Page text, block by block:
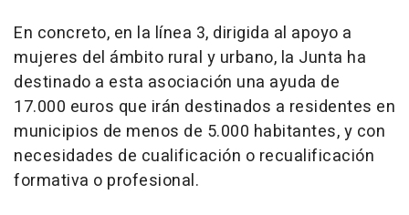
En concreto, en la línea 3, dirigida al apoyo a
mujeres del ámbito rural y urbano, la Junta ha
destinado a esta asociación una ayuda de
17.000 euros que irán destinados a residentes en
municipios de menos de 5.000 habitantes, y con
necesidades de cualificación o recualificación
formativa o profesional.